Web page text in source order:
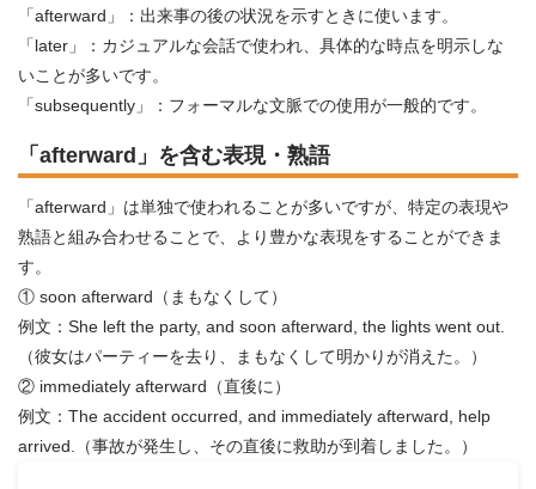
「afterward」：出来事の後の状況を示すときに使います。
「later」：カジュアルな会話で使われ、具体的な時点を明示しな
いことが多いです。
「subsequently」：フォーマルな文脈での使用が一般的です。
「afterward」を含む表現・熟語
「afterward」は単独で使われることが多いですが、特定の表現や
熟語と組み合わせることで、より豊かな表現をすることができま
す。
① soon afterward（まもなくして）
例文：She left the party, and soon afterward, the lights went out.
（彼女はパーティーを去り、まもなくして明かりが消えた。）
② immediately afterward（直後に）
例文：The accident occurred, and immediately afterward, help
arrived.（事故が発生し、その直後に救助が到着しました。）